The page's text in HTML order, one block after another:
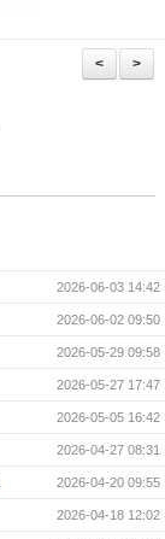
>
<
2026-06-03 14:42
2026-06-02 09:50
2026-05-29 09:58
2026-05-27 17:47
2026-05-05 16:42
2026-04-27 08:31
2026-04-20 09:55
2026-04-18 12:02